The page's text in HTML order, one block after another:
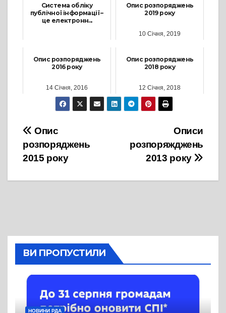
Система обліку
публічної інформації –
це електронн...
Опис розпоряджень
2019 року
10 Січня, 2019
Опис розпоряджень
2016 року
14 Січня, 2016
Опис розпоряджень
2018 року
12 Січня, 2018
Навігація
записів
Описи
розпоряжджень
2013 року
Опис
розпоряджень
2015 року
ВИ ПРОПУСТИЛИ
НОВИНИ РДА